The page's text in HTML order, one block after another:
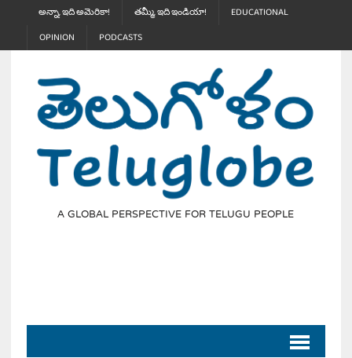
అన్నా, ఇది అమెరికా! తమ్మీ, ఇది ఇండియా!
EDUCATIONAL
OPINION
PODCASTS
A GLOBAL PERSPECTIVE FOR TELUGU PEOPLE